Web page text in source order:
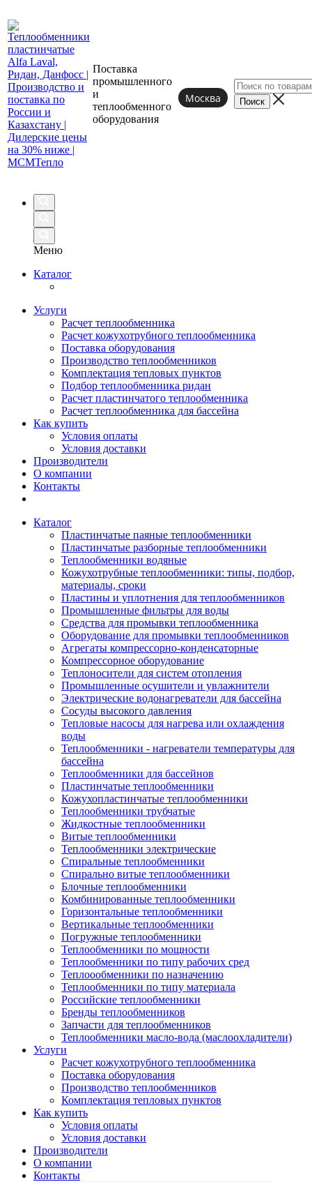
Поставка
промышленного
и
теплообменного
оборудования
Москва
Меню
Каталог
Услуги
Расчет теплообменника
Расчет кожухотрубного теплообменника
Поставка оборудования
Производство теплообменников
Комплектация тепловых пунктов
Подбор теплообменника ридан
Расчет пластинчатого теплообменника
Расчет теплообменника для бассейна
Как купить
Условия оплаты
Условия доставки
Производители
О компании
Контакты
Каталог
Пластинчатые паяные теплообменники
Пластинчатые разборные теплообменники
Теплообменники водяные
Кожухотрубные теплообменники: типы, подбор,
материалы, сроки
Пластины и уплотнения для теплообменников
Промышленные фильтры для воды
Средства для промывки теплообменника
Оборудование для промывки теплообменников
Агрегаты компрессорно-конденсаторные
Компрессорное оборудование
Теплоносители для систем отопления
Промышленные осушители и увлажнители
Электрические водонагреватели для бассейна
Сосуды высокого давления
Тепловые насосы для нагрева или охлаждения
воды
Теплообменники - нагреватели температуры для
бассейна
Теплообменники для бассейнов
Пластинчатые теплообменники
Кожухопластинчатые теплообменники
Теплообменники трубчатые
Жидкостные теплообменники
Витые теплообменники
Теплообменники электрические
Спиральные теплообменники
Спирально витые теплообменники
Блочные теплообменники
Комбинированные теплообменники
Горизонтальные теплообменники
Вертикальные теплообменники
Погружные теплообменники
Теплообменники по мощности
Теплообменники по типу рабочих сред
Теплоообменники по назначению
Теплообменники по типу материала
Российские теплообменники
Бренды теплообменников
Запчасти для теплообменников
Теплообменники масло-вода (маслоохладители)
Услуги
Расчет кожухотрубного теплообменника
Поставка оборудования
Производство теплообменников
Комплектация тепловых пунктов
Как купить
Условия оплаты
Условия доставки
Производители
О компании
Контакты